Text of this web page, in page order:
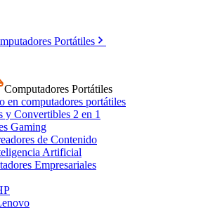
Portátiles
Computadores Portátiles
en computadores portátiles
y Convertibles 2 en 1
Gaming
de Contenido
Artificial
Empresariales